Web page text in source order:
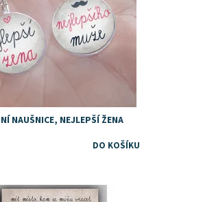
NAUŠNICE, NEJLEPŠÍ ŽENA